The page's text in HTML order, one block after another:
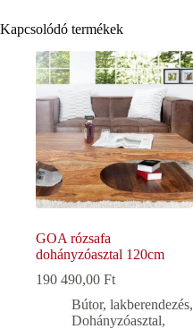
Kapcsolódó termékek
GOA rózsafa
dohányzóasztal 120cm
190 490,00 Ft
Bútor, lakberendezés,
Dohányzóasztal,